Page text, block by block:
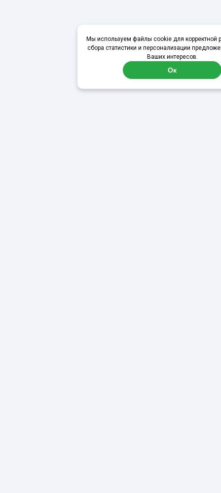
Мы используем файлы cookie для корректной
сбора статистики и персонализации
Ваших интересов.
Ок